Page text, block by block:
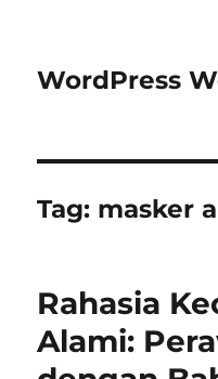
WordPress
Tag: masker
Rahasia
Alami: